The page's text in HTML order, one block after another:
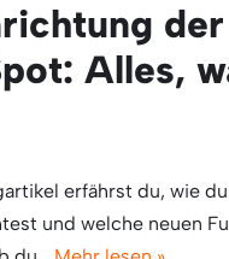
Alles,
erfährst du, wie
und welche neuen